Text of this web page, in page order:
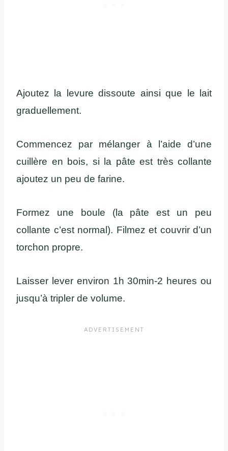
Ajoutez la levure dissoute ainsi que le lait
graduellement.
Commencez par mélanger à l’aide d’une
cuillère en bois, si la pâte est très collante
ajoutez un peu de farine.
Formez une boule (la pâte est un peu
collante c’est normal). Filmez et couvrir d’un
torchon propre.
Laisser lever environ 1h 30min-2 heures ou
jusqu’à tripler de volume.